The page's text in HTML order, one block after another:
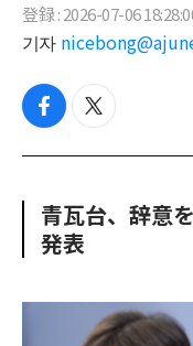
登録 : 2026-07-06
기자
f
c
o
o
k
t
i
e
青瓦台、辞意
発表